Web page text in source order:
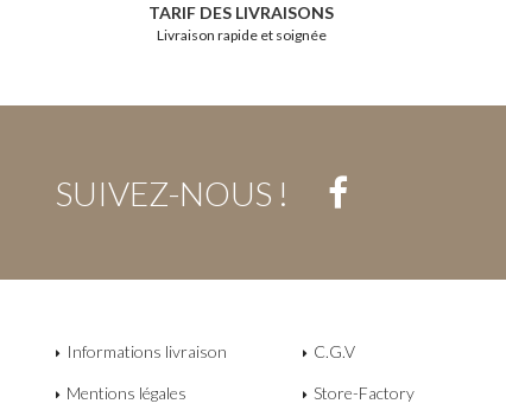
TARIF DES LIVRAISONS
Livraison rapide et soignée
SUIVEZ-NOUS !
Informations livraison C.G.V
Mentions légales Store-Factory